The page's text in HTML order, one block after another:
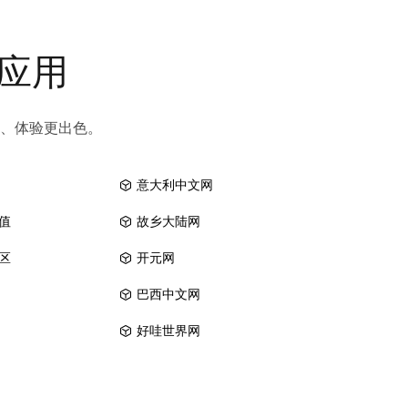
用
体验更出色。
意大利中文网
故乡大陆网
开元网
巴西中文网
好哇世界网